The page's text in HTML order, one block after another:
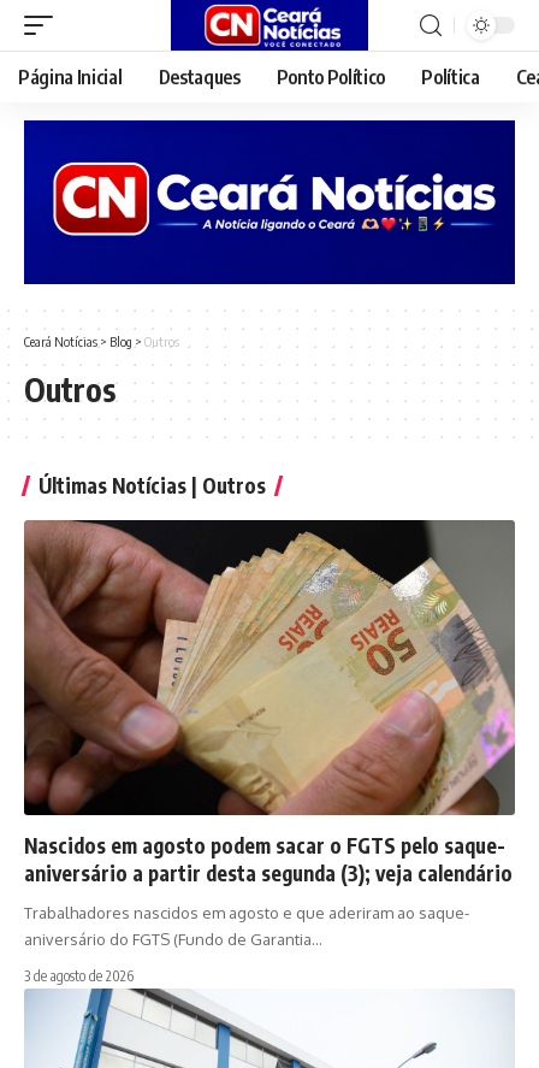
Página Inicial Destaques Ponto Político Política
Ceará Notícias > Blog > Outros
Outros
Últimas Notícias | Outros
Nascidos em agosto podem sacar o FGTS pelo saque-
aniversário a partir desta segunda (3); veja calendário
Trabalhadores nascidos em agosto e que aderiram ao saque-
aniversário do FGTS (Fundo de Garantia…
3 de agosto de 2026